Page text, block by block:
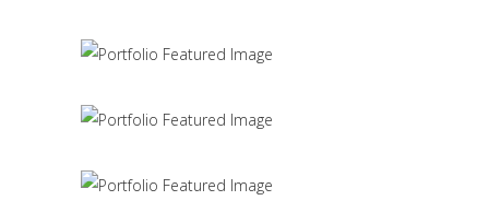
Up the Garden Path